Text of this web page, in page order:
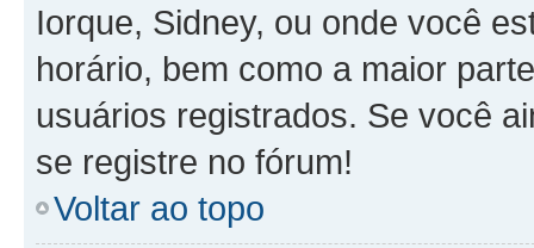
Iorque, Sidney, ou onde você
horário, bem como a maior
usuários registrados. Se você
se registre no fórum!
Voltar ao topo